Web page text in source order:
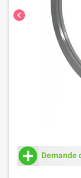
chevron_left